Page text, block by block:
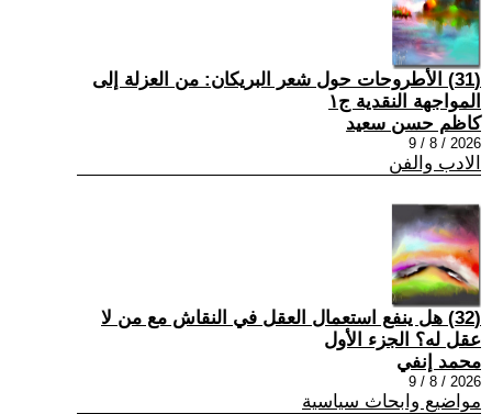
(31) الأطروحات حول شعر البريكان: من العزلة إلى
المواجهة النقدية ج١
كاظم حسن سعيد
2026 / 8 / 9
الادب والفن
(32) هل ينفع استعمال العقل في النقاش مع من لا
عقل له؟ الجزء الأول
محمد إنفي
2026 / 8 / 9
مواضيع وابحاث سياسية